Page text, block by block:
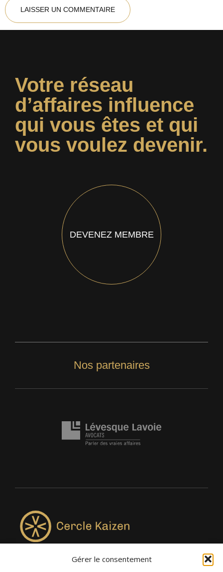
Gérer le consentement
Votre réseau
d’affaires influence
qui vous êtes et qui
vous voulez devenir.
DEVENEZ MEMBRE
Nos partenaires
4957, rue Lionel-Groulx, bureau 819, Saint-Augustin-de-